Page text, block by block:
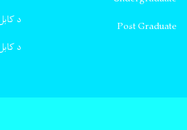
Post Graduate
د
د